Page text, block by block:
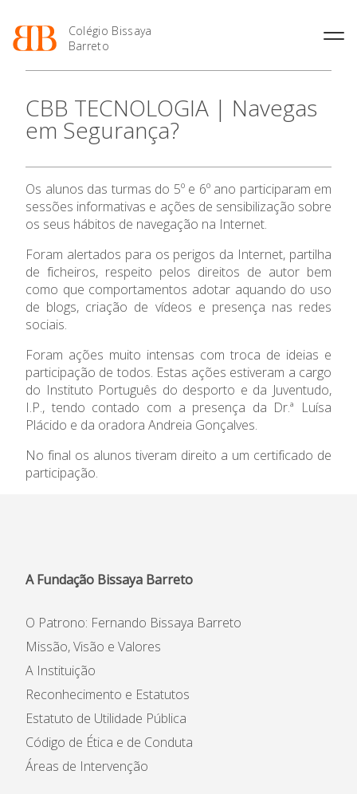
Colégio Bissaya
Barreto
O Colégio
Projeto Educativo
Organização
Colaboradores Não
Docentes
Instalações
Regulamentos
Jornal “O Coreto”
Privacidade
Oferta Formativa
Enriquecimento Curricular
Oferta Curricular
Sala de Estudo
Atividades de Interrupção
Academia de LínguasEnsino Profissional
Profissionais
Matrículas
Termalismo
Curso de Técnico/a de Apoio
à Família e à Comunidade
Ofertas de Emprego
Ano Letivo
2027
Calendários
de Educação
SIGE
Admissão
Informações
APEE
Notícias
CBB TECNOLOGIA | Navegas
em Segurança?
Os alunos das turmas do 5º e 6º ano participaram em
sessões informativas e ações de sensibilização sobre
os seus hábitos de navegação na Internet.
Foram alertados para os perigos da Internet, partilha
de ficheiros, respeito pelos direitos de autor bem
como que comportamentos adotar aquando do uso
de blogs, criação de vídeos e presença nas redes
sociais.
Foram ações muito intensas com troca de ideias e
participação de todos. Estas ações estiveram a cargo
do Instituto Português do desporto e da Juventudo,
I.P., tendo contado com a presença da Dr.ª Luísa
Plácido e da oradora Andreia Gonçalves.
No final os alunos tiveram direito a um certificado de
participação.
A Fundação Bissaya Barreto
O Patrono: Fernando Bissaya Barreto
Missão, Visão e Valores
A Instituição
Reconhecimento e Estatutos
Estatuto de Utilidade Pública
Código de Ética e de Conduta
Áreas de Intervenção